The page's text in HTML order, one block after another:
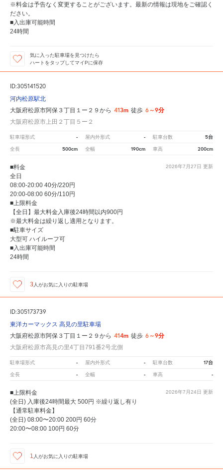
※料金は予告なく変更することがございます。最新の情報は現地をご確認く
ださい。
■入出庫可能時間
24時間
気に入った駐車場を見つけたら
ハートをタップしてマイPに保存
ID:305141520
河内松原駅北
大阪府松原市阿保３丁目１ー２９から 413m 徒歩 6～9分
大阪府松原市上田２丁目５ー２
駐車場形式 - 屋内外形式 - 駐車台数 5台
全長 500cm 全幅 190cm 車高 200cm
2026年7月27日 更新
■料金
全日
08:00-20:00 40分/220円
20:00-08:00 60分/110円
■上限料金
【全日】最大料金入庫後24時間以内900円
※最大料金は繰り返し適用となります。
■駐車サイズ
大型可 ハイルーフ可
■入出庫可能時間
24時間
3人がお気に入りの駐車場
ID:305173739
東洋カーマックス 高見の里駐車場
大阪府松原市阿保３丁目１ー２９から 414m 徒歩 6～9分
大阪府松原市高見の里4丁目791番2号北側
駐車場形式 - 屋内外形式 - 駐車台数 17台
全長 - 全幅 - 車高 -
2026年7月24日 更新
■上限料金
(全日) 入庫後24時間最大 500円 ※繰り返し有り
【通常駐車料金】
(全日) 08:00〜20:00 200円 60分
20:00〜08:00 100円 60分
1 人がお気に入りの駐車場